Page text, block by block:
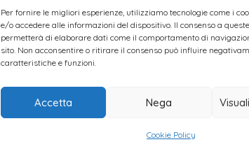
Per fornire le migliori esperienze, utilizziamo tecnologie come i
e/o accedere alle informazioni del dispositivo. Il consenso a
permetterà di elaborare dati come il comportamento di
sito. Non acconsentire o ritirare il consenso può influire
caratteristiche e funzioni.
Accetta Nega
Cookie Policy